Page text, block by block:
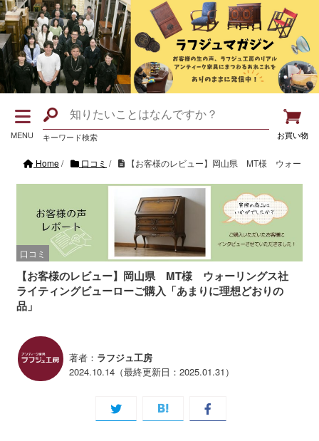
お買い物
MENU キーワード検索
Home/ 口コミ / 【お客様のレビュー】岡山県 MT様 ウォーリン
口コミ
【お客様のレビュー】岡山県 MT様 ウォーリングス社
ライティングビューローご購入「あまりに理想どおりの
品」
著者： ラフジュ工房
2024.10.14（最終更新日：2025.01.31）